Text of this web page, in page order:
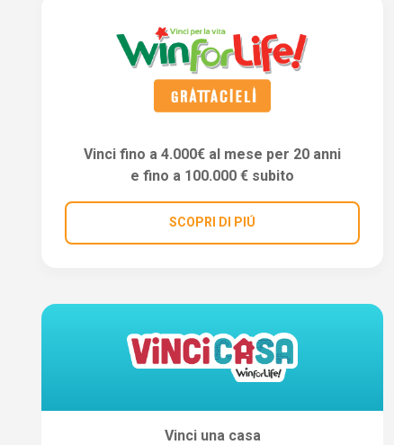
Vinci fino a 4.000€ al mese per 20 anni
e fino a 100.000 € subito
SCOPRI DI PIÚ
Vinci una casa